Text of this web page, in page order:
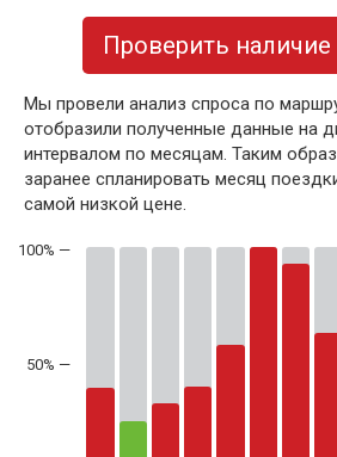
Проверить наличие
Мы провели анализ спроса по
отобразили полученные данные на
интервалом по месяцам. Таким
заранее спланировать месяц
самой низкой цене.
50% —